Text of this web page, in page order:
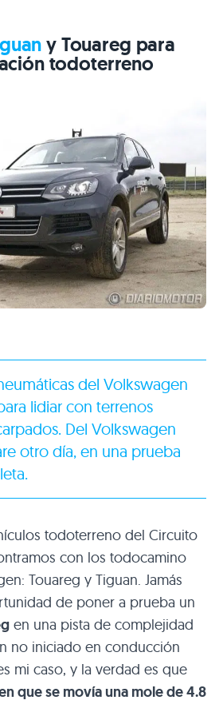
y Touareg para
todoterreno
del Volkswagen
lidiar con terrenos
Del Volkswagen
otro día, en una prueba
todoterreno del Circuito
con los todocamino
Touareg y Tiguan. Jamás
de poner a prueba un
en una pista de complejidad
no iniciado en conducción
mi caso, y la verdad es que
que se movía una mole de 4.8